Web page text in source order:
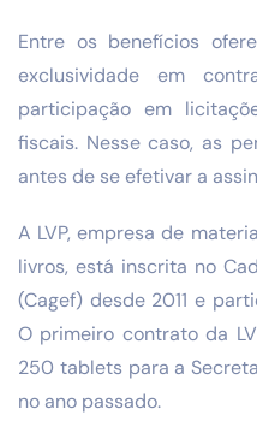
Entre os benefícios
exclusividade em
participação em
fiscais. Nesse caso, as
antes de se efetivar a
A LVP, empresa de
livros, está inscrita no
(Cagef) desde 2011 e
O primeiro contrato da
250 tablets para a
no ano passado.